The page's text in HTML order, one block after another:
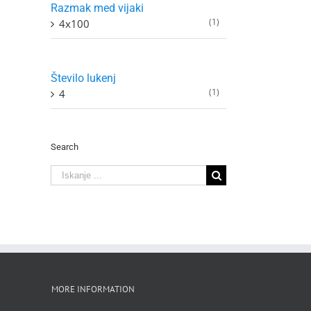
Razmak med vijaki
4x100 (1)
Število lukenj
4 (1)
Search
Search
for:
MORE INFORMATION